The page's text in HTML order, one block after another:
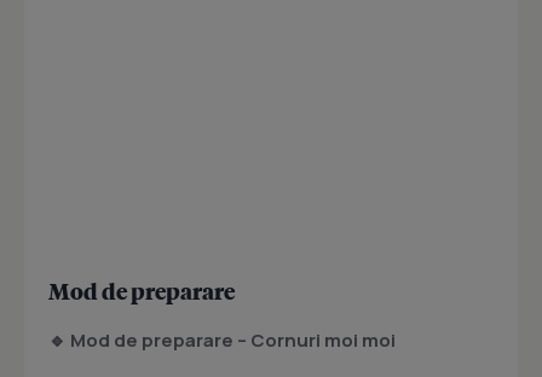
Mod de preparare
🔹 Mod de preparare – Cornuri moi moi